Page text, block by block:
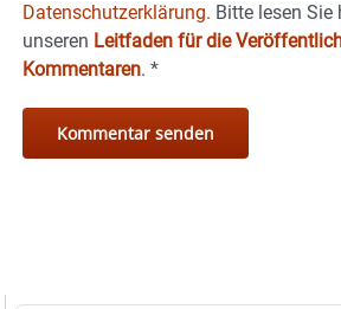
Datenschutzerklärung. Bitte lesen Sie
unseren Leitfaden für die
Kommentaren. *